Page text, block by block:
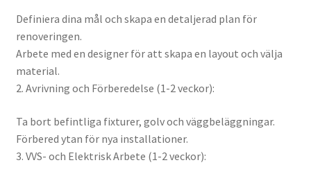
Definiera dina mål och skapa en detaljerad plan för
renoveringen.
Arbete med en designer för att skapa en layout och välja
material.
2. Avrivning och Förberedelse (1-2 veckor):
Ta bort befintliga fixturer, golv och väggbeläggningar.
Förbered ytan för nya installationer.
3. VVS- och Elektrisk Arbete (1-2 veckor):